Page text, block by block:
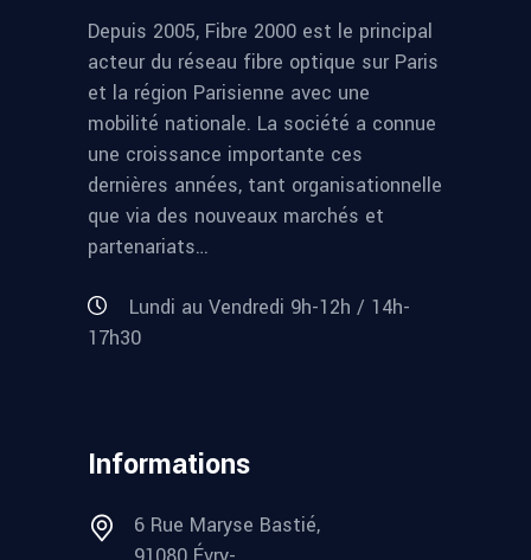
Depuis 2005, Fibre 2000 est le principal
acteur du réseau fibre optique sur Paris
et la région Parisienne avec une
mobilité nationale. La société a connue
une croissance importante ces
dernières années, tant organisationnelle
que via des nouveaux marchés et
partenariats…
Lundi au Vendredi 9h-12h / 14h-
17h30
Informations
6 Rue Maryse Bastié,